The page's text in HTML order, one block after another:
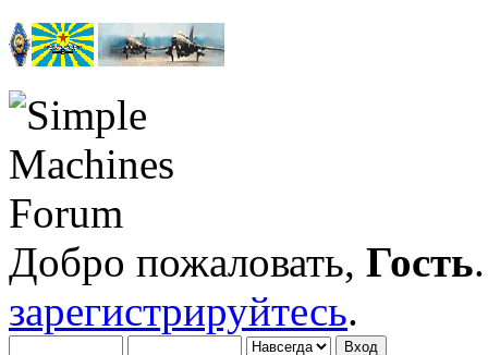
Добро пожаловать, Гость
зарегистрируйтесь.